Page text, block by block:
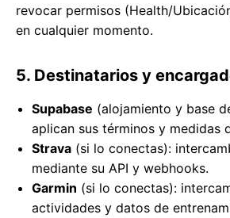
revocar permisos (Health/
en cualquier momento.
5. Destinatarios y
Supabase (alojamiento y base
aplican sus términos y medidas
Strava (si lo conectas):
mediante su API y webhooks.
Garmin (si lo conectas):
actividades y datos de